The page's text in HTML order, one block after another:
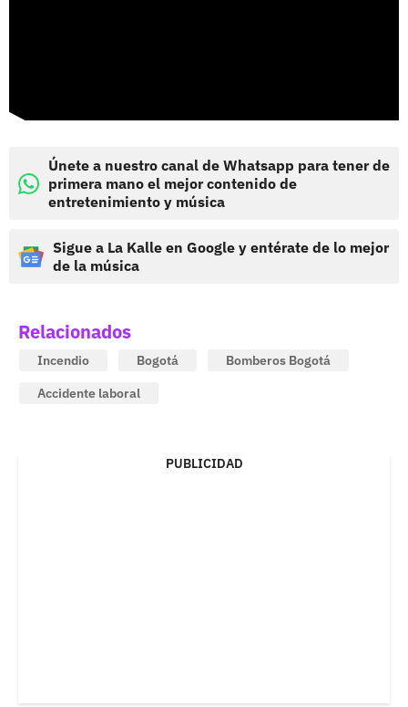
Únete a nuestro canal de Whatsapp para tener de
primera mano el mejor contenido de
entretenimiento y música
Sigue a La Kalle en Google y entérate de lo mejor
de la música
Relacionados
Incendio Bogotá
Bomberos Bogotá
Accidente laboral
PUBLICIDAD